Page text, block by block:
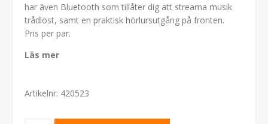
har även Bluetooth som tillåter dig att streama musik
trådlöst, samt en praktisk hörlursutgång på fronten.
Pris per par.
Läs mer
Artikelnr: 420523